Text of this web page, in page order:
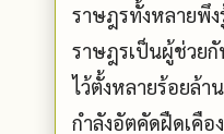
ราษฎรทั้งหลายพึง
ราษฎรเป็นผู้ช่วย
ไว้ตั้งหลายร้อยล้า
กำลังอัตคัดฝืดเคือ